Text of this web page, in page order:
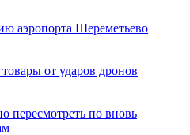
аэропорта Шереметьево
от ударов дронов
пересмотреть по вновь